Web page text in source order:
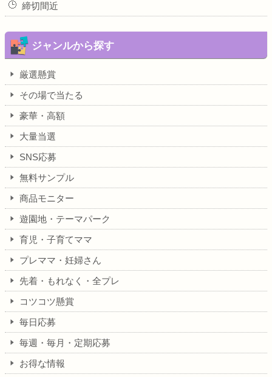
締切間近
ジャンルから探す
厳選懸賞
その場で当たる
豪華・高額
大量当選
SNS応募
無料サンプル
商品モニター
遊園地・テーマパーク
育児・子育てママ
プレママ・妊婦さん
先着・もれなく・全プレ
コツコツ懸賞
毎日応募
毎週・毎月・定期応募
お得な情報